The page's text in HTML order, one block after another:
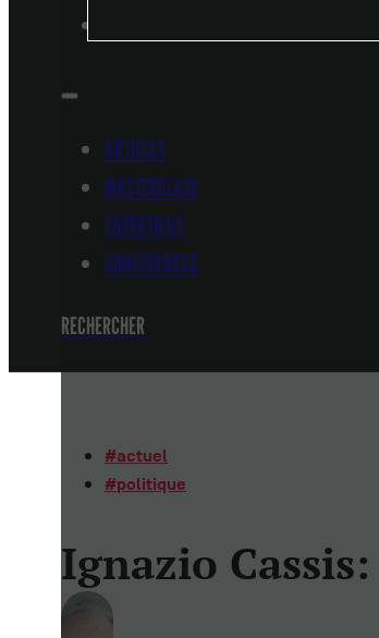
ARTICLES
MASTERCLASS
ENTRETIENS
CONFÉRENCES
RECHERCHER
#actuel
#politique
Ignazio